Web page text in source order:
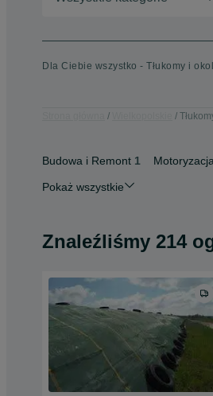
Dla Ciebie wszystko - Tłukomy i
Budowa i Remont 1 Motoryzacja
Pokaż wszystkie
Znaleźliśmy 214